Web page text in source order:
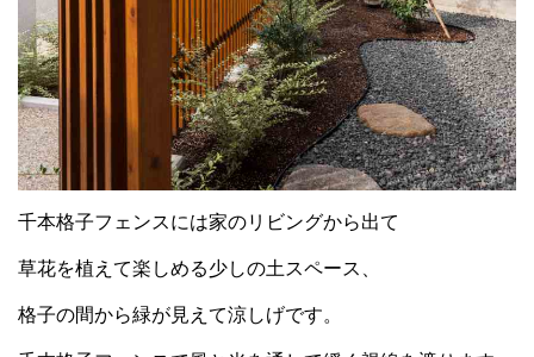
千本格子フェンスには家のリビングから出て
草花を植えて楽しめる少しの土スペース、
格子の間から緑が見えて涼しげです。